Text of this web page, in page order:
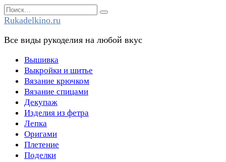
Перейти
к
Search
for:
Rukadelkino.ru
Все виды рукоделия на любой вкус
Вышивка
Выкройки и шитье
Вязание крючком
Вязание спицами
Декупаж
Изделия из фетра
Лепка
Оригами
Плетение
Поделки